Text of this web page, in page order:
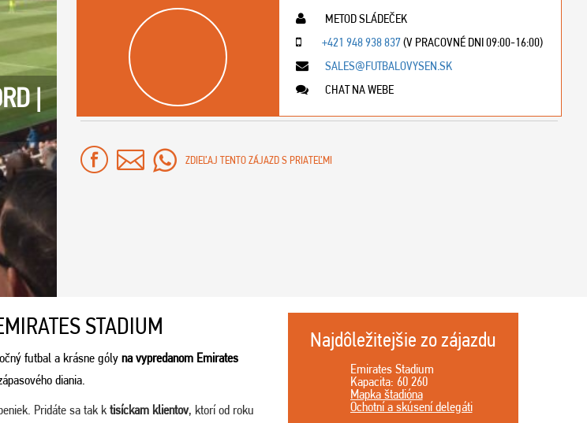
|
METOD SLÁDEČEK
+421 948 938 837(V PRACOVNÉ DNI 09:00-16:00)
SALES@FUTBALOVYSEN.SK
CHAT NA WEBE
ZDIEĽAJ TENTO ZÁJAZD S PRIATEĽMI
STADIUM
futbal a krásne góly na vypredanom Emirates
diania.
Pridáte sa tak ktisíckam klientov, ktorí od roku
Najdôležitejšie zo zájazdu
Emirates Stadium
Kapacita: 60 260
Mapka štadióna
Ochotní a skúsení delegáti